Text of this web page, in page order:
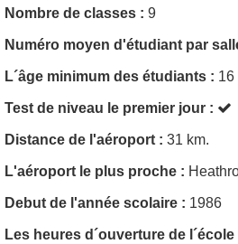
Nombre de classes : 9
Numéro moyen d'étudiant par
L´âge minimum des étudiants : 16
Test de niveau le premier jour :
Distance de l'aéroport : 31 km.
L'aéroport le plus proche :
Debut de l'année scolaire : 1986
Les heures d´ouverture de l´école